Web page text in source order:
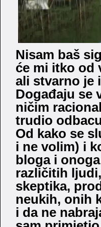
Nisam baš
će mi itko od
ali stvarno je
Događaju se
ničim
trudio
Od kako se
i ne volim) i
bloga i
različitih
skeptika,
neukih, onih
i da ne